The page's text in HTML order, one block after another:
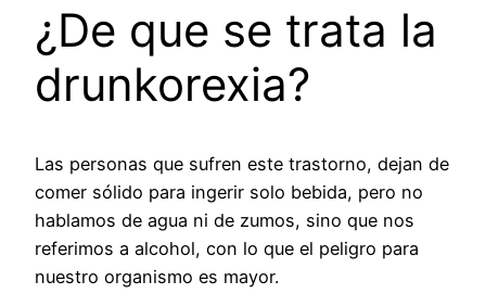
¿De que se trata la
drunkorexia?
Las personas que sufren este trastorno, dejan de
comer sólido para ingerir solo bebida, pero no
hablamos de agua ni de zumos, sino que nos
referimos a alcohol, con lo que el peligro para
nuestro organismo es mayor.